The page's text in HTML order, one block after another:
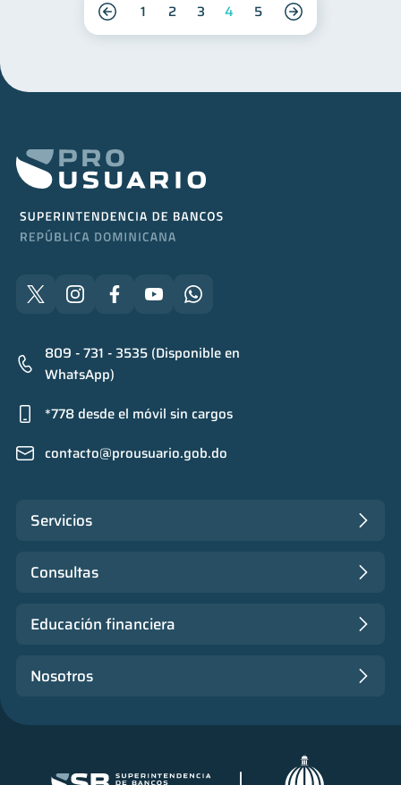
1 2 3 4 5
809 - 731 - 3535 (Disponible en
WhatsApp)
*778 desde el móvil sin cargos
contacto@prousuario.gob.do
Servicios
Consultas
Educación financiera
Nosotros